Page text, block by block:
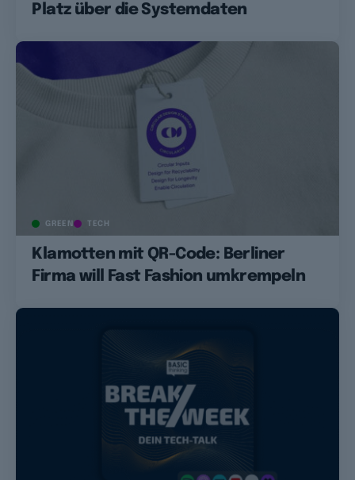
Platz über die Systemdaten
GREEN TECH
Klamotten mit QR-Code: Berliner
Firma will Fast Fashion umkrempeln